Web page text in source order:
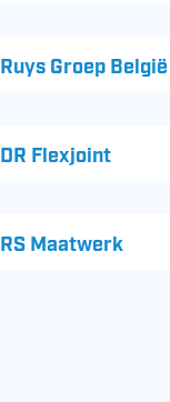
Ruys Groep België
DR Flexjoint
RS Maatwerk